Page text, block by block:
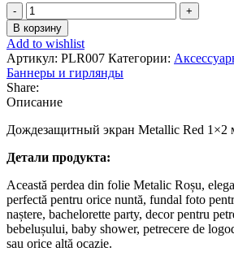
Количество
товара
Дождезащитный
экран
Metallic
Red
1x2
м
В корзину
Add to wishlist
Артикул: PLR007 Категории:
Баннеры и гирлянды
Share:
Описание
Дождезащитный экран Metallic Red 1×2
Детали продукта:
Această perdea din folie Metalic Roșu,
perfectă pentru orice nuntă, fundal foto
naștere, bachelorette party, decor pentru
bebelușului, baby shower, petrecere de
sau orice altă ocazie.